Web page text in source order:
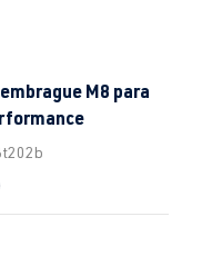
M8 para